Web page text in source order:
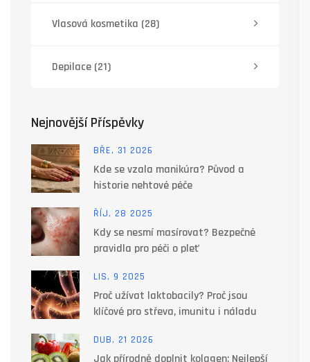
Vlasová kosmetika (28)
Depilace (21)
Nejnovější Příspěvky
BŘE, 31 2026
Kde se vzala manikúra? Původ a
historie nehtové péče
ŘÍJ, 28 2025
Kdy se nesmí masírovat? Bezpečné
pravidla pro péči o pleť
LIS, 9 2025
Proč užívat laktobacily? Proč jsou
klíčové pro střeva, imunitu i náladu
DUB, 21 2026
Jak přírodně doplnit kolagen: Nejlepší